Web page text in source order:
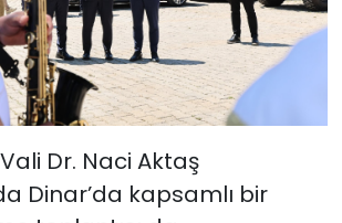
Dr. Naci Aktaş
Dinar’da kapsamlı bir